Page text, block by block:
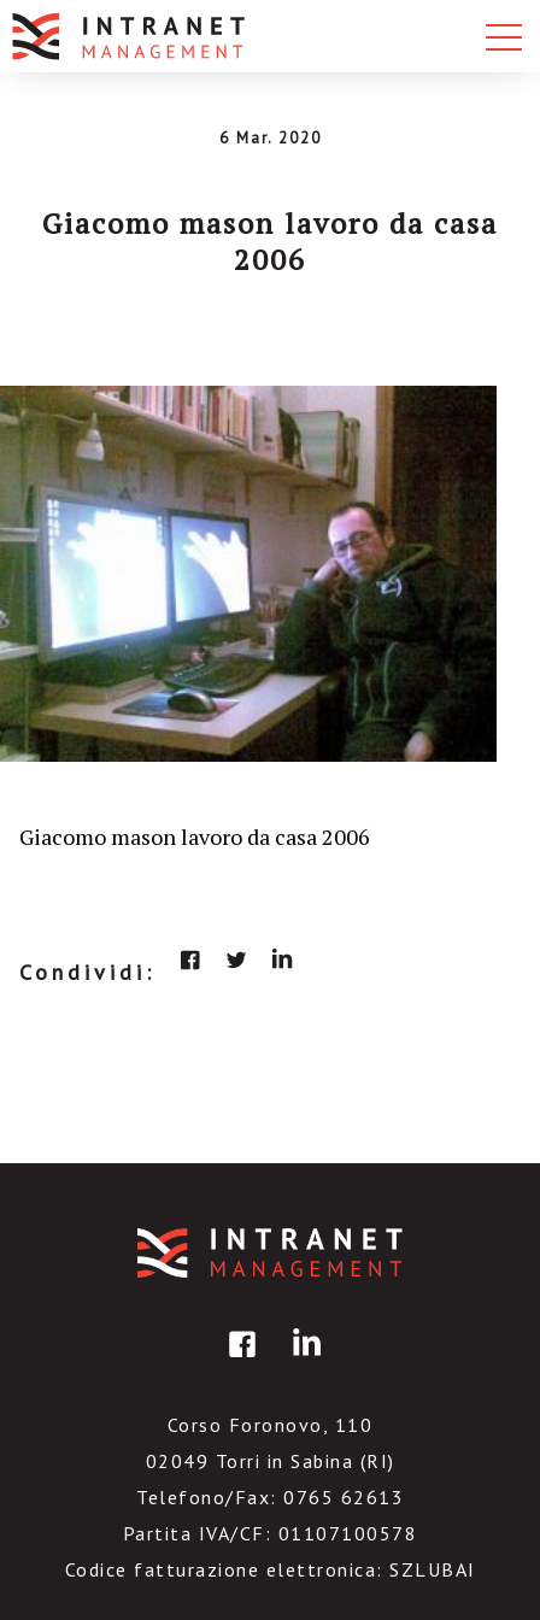
6 Mar. 2020
Giacomo mason lavoro da casa
2006
Giacomo mason lavoro da casa 2006
Condividi:
Corso Foronovo, 110
02049 Torri in Sabina (RI)
Telefono/Fax: 0765 62613
Partita IVA/CF: 01107100578
Codice fatturazione elettronica: SZLUBAI